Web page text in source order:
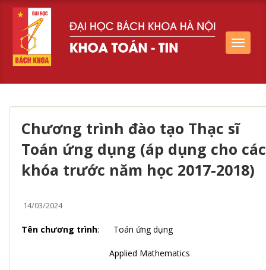
Toggle
Chương trình đào tạo Thạc sĩ
Toán ứng dụng (áp dụng cho các
khóa trước năm học 2017-2018)
14/03/2024
Tên chương trình: Toán ứng dụng
Applied Mathematics